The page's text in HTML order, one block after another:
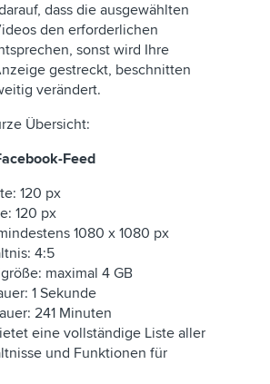
dass die ausgewählten
den erforderlichen
sonst wird Ihre
gestreckt, beschnitten
verändert.
Übersicht:
Feed
120 px
120 px
1080 x 1080 px
4:5
maximal 4 GB
1 Sekunde
241 Minuten
eine vollständige Liste aller
und Funktionen für